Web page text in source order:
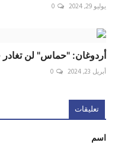
يوليو 29, 2024 0
أردوغان: "حماس" لن تغادر
أبريل 23, 2024 0
تعليقات
اسم